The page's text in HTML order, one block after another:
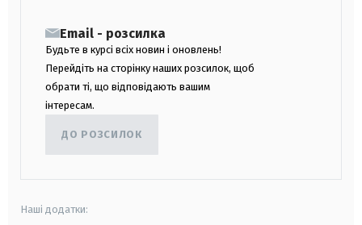
Email - розсилка
Будьте в курсі всіх новин і оновлень!
Перейдіть на сторінку наших розсилок, щоб
обрати ті, що відповідають вашим
інтересам.
ДО РОЗСИЛОК
Наші додатки: